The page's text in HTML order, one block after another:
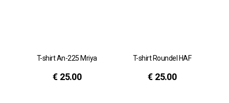
T-shirt An-225 Mriya
€ 25.00
T-shirt Roundel HAF
€ 25.00